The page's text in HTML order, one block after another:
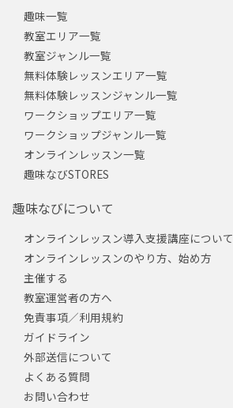
趣味一覧
教室エリア一覧
教室ジャンル一覧
無料体験レッスンエリア一覧
無料体験レッスンジャンル一覧
ワークショップエリア一覧
ワークショップジャンル一覧
オンラインレッスン一覧
趣味なびSTORES
趣味なびについて
オンラインレッスン導入支援講座について
オンラインレッスンのやり方、始め方
主催する
教室運営者の方へ
免責事項／利用規約
ガイドライン
外部送信について
よくある質問
お問い合わせ